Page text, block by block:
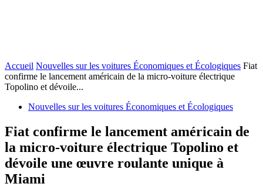
Accueil Nouvelles sur les voitures Économiques et Écologiques Fiat
confirme le lancement américain de la micro-voiture électrique
Topolino et dévoile...
Nouvelles sur les voitures Économiques et Écologiques
Fiat confirme le lancement américain de
la micro-voiture électrique Topolino et
dévoile une œuvre roulante unique à
Miami